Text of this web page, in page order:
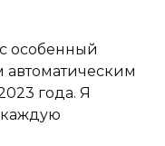
особенный
года. Я